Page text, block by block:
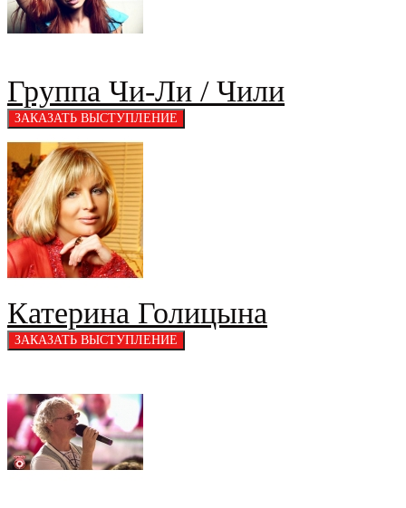
Группа Чи-Ли / Чили
Катерина Голицына